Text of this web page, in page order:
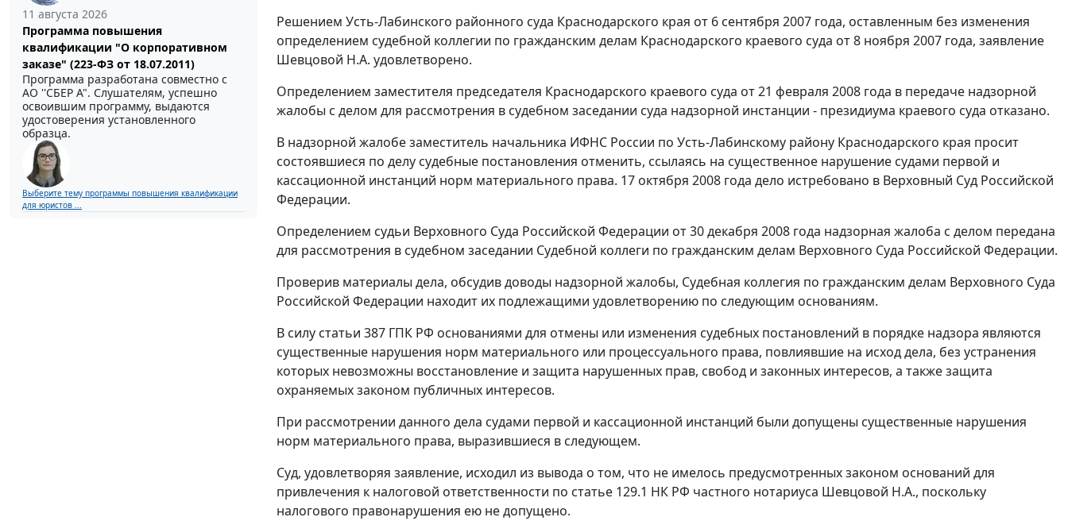
11 августа 2026
Программа повышения
квалификации "О корпоративном
заказе" (223-ФЗ от 18.07.2011)
Программа разработана совместно с
АО ''СБЕР А". Слушателям, успешно
освоившим программу, выдаются
удостоверения установленного
образца.
Выберите тему программы повышения квалификации
для юристов ...
Решением Усть-Лабинского районного суда Краснодарского края от 6 сентября 2007 года, оставленным без изменения
определением судебной коллегии по гражданским делам Краснодарского краевого суда от 8 ноября 2007 года, заявление
Шевцовой Н.А. удовлетворено.
Определением заместителя председателя Краснодарского краевого суда от 21 февраля 2008 года в передаче надзорной
жалобы с делом для рассмотрения в судебном заседании суда надзорной инстанции - президиума краевого суда отказано.
В надзорной жалобе заместитель начальника ИФНС России по Усть-Лабинскому району Краснодарского края просит
состоявшиеся по делу судебные постановления отменить, ссылаясь на существенное нарушение судами первой и
кассационной инстанций норм материального права. 17 октября 2008 года дело истребовано в Верховный Суд Российской
Федерации.
Определением судьи Верховного Суда Российской Федерации от 30 декабря 2008 года надзорная жалоба с делом передана
для рассмотрения в судебном заседании Судебной коллеги по гражданским делам Верховного Суда Российской Федерации.
Проверив материалы дела, обсудив доводы надзорной жалобы, Судебная коллегия по гражданским делам Верховного Суда
Российской Федерации находит их подлежащими удовлетворению по следующим основаниям.
В силу статьи 387 ГПК РФ основаниями для отмены или изменения судебных постановлений в порядке надзора являются
существенные нарушения норм материального или процессуального права, повлиявшие на исход дела, без устранения
которых невозможны восстановление и защита нарушенных прав, свобод и законных интересов, а также защита
охраняемых законом публичных интересов.
При рассмотрении данного дела судами первой и кассационной инстанций были допущены существенные нарушения
норм материального права, выразившиеся в следующем.
Суд, удовлетворяя заявление, исходил из вывода о том, что не имелось предусмотренных законом оснований для
привлечения к налоговой ответственности по статье 129.1 НК РФ частного нотариуса Шевцовой Н.А., поскольку
налогового правонарушения ею не допущено.